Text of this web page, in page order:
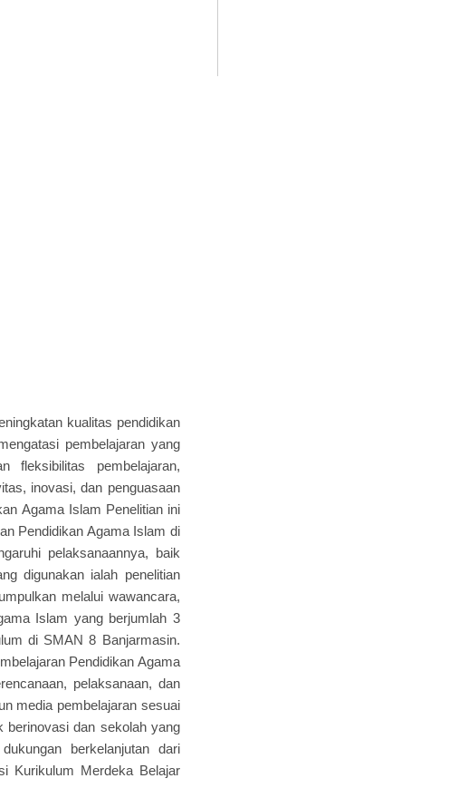
kualitas pendidikan
pembelajaran yang
fleksibilitas pembelajaran,
inovasi, dan penguasaan
Agama Islam Penelitian ini
Pendidikan Agama Islam di
pelaksanaannya, baik
digunakan ialah penelitian
melalui wawancara,
Islam yang berjumlah 3
di SMAN 8 Banjarmasin.
Pendidikan Agama
pelaksanaan, dan
media pembelajaran sesuai
berinovasi dan sekolah yang
berkelanjutan dari
Kurikulum Merdeka Belajar